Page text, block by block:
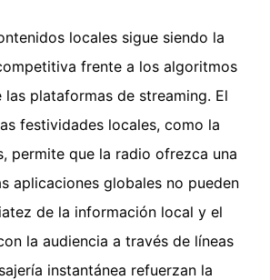
locales sigue siendo la
frente a los algoritmos
las plataformas de streaming. El
festividades locales, como la
permite que la radio ofrezca una
aplicaciones globales no pueden
de la información local y el
la audiencia a través de líneas
instantánea refuerzan la